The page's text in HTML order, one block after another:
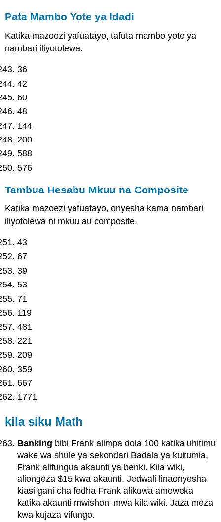
Pata Mambo Yote ya Idadi
Katika mazoezi yafuatayo, tafuta mambo yote ya
nambari iliyotolewa.
36
42
60
48
144
200
588
576
Tambua Hesabu Mkuu na Composite
Katika mazoezi yafuatayo, onyesha kama nambari
iliyotolewa ni mkuu au composite.
43
67
39
53
71
119
481
221
209
359
667
1771
kila siku Math
Banking bibi Frank alimpa dola 100 katika uhitimu
wake wa shule ya sekondari Badala ya kuitumia,
Frank alifungua akaunti ya benki. Kila wiki,
aliongeza $15 kwa akaunti. Jedwali linaonyesha
kiasi gani cha fedha Frank alikuwa ameweka
katika akaunti mwishoni mwa kila wiki. Jaza meza
kwa kujaza vifungo.